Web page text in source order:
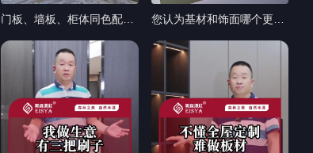
门板、墙板、柜体同色配套
落地 #装修 #衣柜橱柜 #家
您认为基材和饰面哪个更重
#家具 #全屋订制 #环保板材